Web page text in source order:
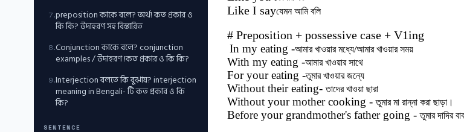
7.preposition কাকে বলে? অর্থ! কত প্রকার ও
কি কি? উদাহরণ সহ বিস্তারিত
8.Conjunction কাকে বলে? conjunction
examples / উদাহরণ !কত প্রকার ও কি কি?
9.Interjection বলতে কি বুঝায়? interjection
meaning in Bengali- টি কত প্রকার ও কি
কি?
SENTENCE
Like I sayযেমন আমি বলি
# Preposition + possessive case + V1ing
In my eating -আমার খাওয়ার মধ্যে/আমার খাওয়ার সময়
With my eating -আমার খাওয়ার সাথে
For your eating -তুমার খাওয়ার জন্যে
Without their eating-তাদের খাওয়া ছারা
Without your mother cooking -তুমার মা রান্না করা ছাড়া।
Before your grandmother's father going -তুমার দাদির